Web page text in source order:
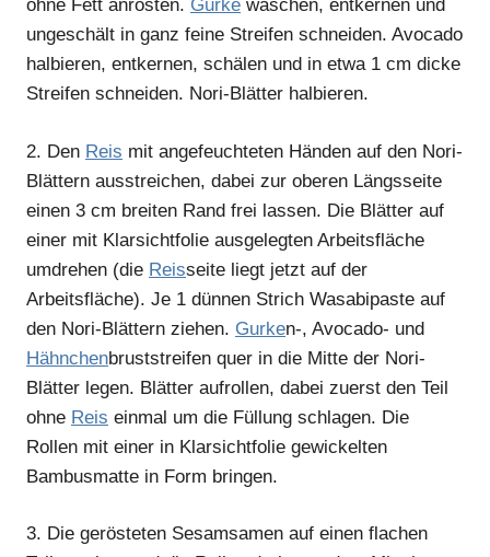
ohne Fett anrösten. Gurke waschen, entkernen und
ungeschält in ganz feine Streifen schneiden. Avocado
halbieren, entkernen, schälen und in etwa 1 cm dicke
Streifen schneiden. Nori-Blätter halbieren.
2. Den Reis mit angefeuchteten Händen auf den Nori-
Blättern ausstreichen, dabei zur oberen Längsseite
einen 3 cm breiten Rand frei lassen. Die Blätter auf
einer mit Klarsichtfolie ausgelegten Arbeitsfläche
umdrehen (die Reisseite liegt jetzt auf der
Arbeitsfläche). Je 1 dünnen Strich Wasabipaste auf
den Nori-Blättern ziehen. Gurken-, Avocado- und
Hähnchenbruststreifen quer in die Mitte der Nori-
Blätter legen. Blätter aufrollen, dabei zuerst den Teil
ohne Reis einmal um die Füllung schlagen. Die
Rollen mit einer in Klarsichtfolie gewickelten
Bambusmatte in Form bringen.
3. Die gerösteten Sesamsamen auf einen flachen